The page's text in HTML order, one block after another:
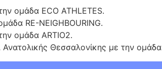
ομάδα ECO ATHLETES.
RE-NEIGHBOURING.
ομάδα ARTIO2.
Θεσσαλονίκης με την